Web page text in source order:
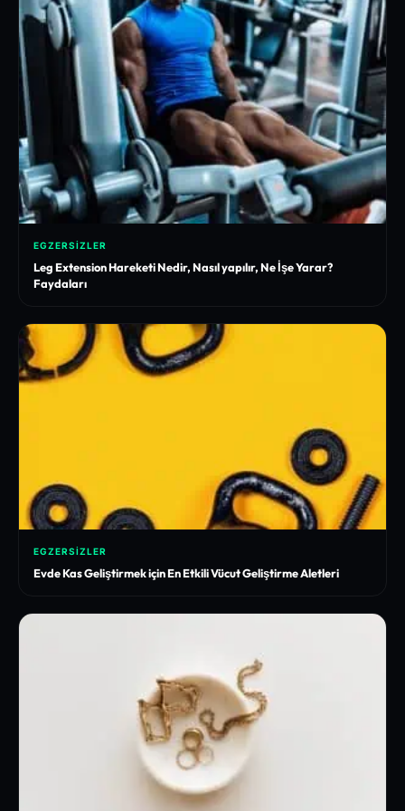
EGZERSIZLER
Leg Extension Hareketi Nedir, Nasıl yapılır, Ne İşe Yarar?
Faydaları
EGZERSIZLER
Evde Kas Geliştirmek için En Etkili Vücut Geliştirme Aletleri